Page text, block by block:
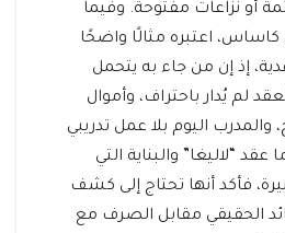
أو نزاعات مفتوحة. وفيما
اعتبره مثالًا واضحًا
إذ إن من جاء به يتحمل
لم يُدار باحتراف، وأموال
اليوم بلا عمل تدريبي
عقد “لاليغا” والبناية التي
فأكد أنها تحتاج إلى كشف
الحقيقي مقابل الصرف مع